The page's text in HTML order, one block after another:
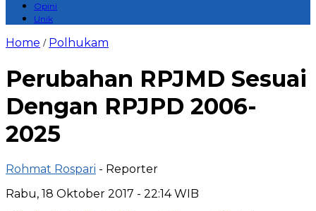
Opini
Unik
Home / Polhukam
Perubahan RPJMD Sesuai
Dengan RPJPD 2006-
2025
Rohmat Rospari - Reporter
Rabu, 18 Oktober 2017 - 22:14 WIB